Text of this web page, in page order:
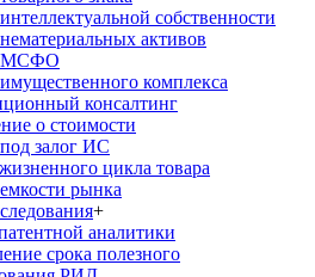
собственности
активов
МСФО
комплекса
консалтинг
о стоимости
залог ИС
цикла товара
рынка
+
аналитики
срока полезного